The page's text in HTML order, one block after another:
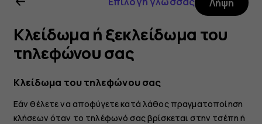
Nokia
X20
Λήψη
Κλείδωμα ή ξεκλείδωμα του
τηλεφώνου σας
Κλείδωμα του τηλεφώνου σας
Εάν θέλετε να αποφύγετε κατά λάθος πραγματοποίηση
κλήσεων όταν το τηλέφωνό σας βρίσκεται στην τσέπη ή